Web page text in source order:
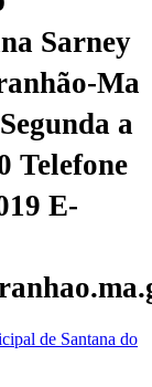
Sarney
Ma
a
Telefone
E-
de Santana do